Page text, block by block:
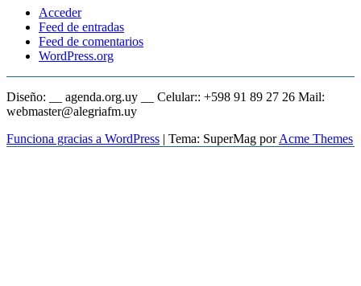
Acceder
Feed de entradas
Feed de comentarios
WordPress.org
Diseño: __ agenda.org.uy __ Celular:: +598 91 89 27 26 Mail:
webmaster@alegriafm.uy
Funciona gracias a WordPress | Tema: SuperMag porAcme Themes